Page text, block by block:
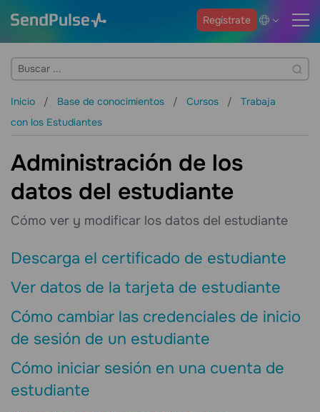
Regístrate
Inicio Base de conocimientos Cursos
Trabaja
con los Estudiantes
Administración de los
datos del estudiante
Cómo ver y modificar los datos del estudiante
Descarga el certificado de estudiante
Ver datos de la tarjeta de estudiante
Cómo cambiar las credenciales de inicio
de sesión de un estudiante
Cómo iniciar sesión en una cuenta de
estudiante